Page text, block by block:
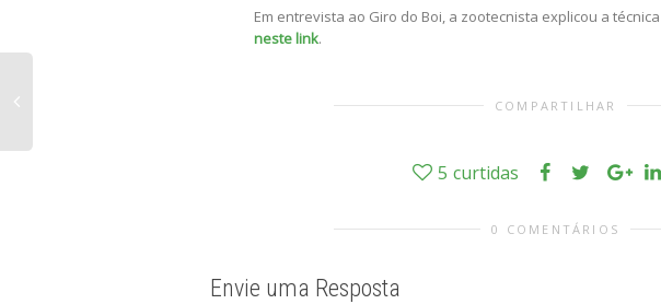
Em entrevista ao Giro do Boi, a zootecnista explicou a
neste link.
COMPARTILHAR
5 curtidas
0 COMENTÁRIOS
Envie uma Resposta